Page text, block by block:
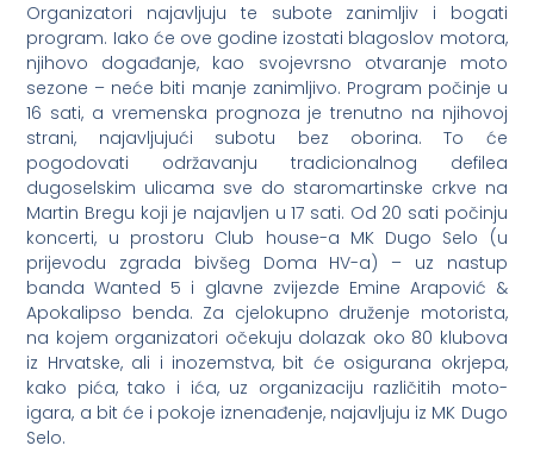
Organizatori najavljuju te subote zanimljiv i bogati
program. Iako će ove godine izostati blagoslov motora,
njihovo događanje, kao svojevrsno otvaranje moto
sezone – neće biti manje zanimljivo. Program počinje u
16 sati, a vremenska prognoza je trenutno na njihovoj
strani, najavljujući subotu bez oborina. To će
pogodovati održavanju tradicionalnog defilea
dugoselskim ulicama sve do staromartinske crkve na
Martin Bregu koji je najavljen u 17 sati. Od 20 sati počinju
koncerti, u prostoru Club house-a MK Dugo Selo (u
prijevodu zgrada bivšeg Doma HV-a) – uz nastup
banda Wanted 5 i glavne zvijezde Emine Arapović &
Apokalipso benda. Za cjelokupno druženje motorista,
na kojem organizatori očekuju dolazak oko 80 klubova
iz Hrvatske, ali i inozemstva, bit će osigurana okrjepa,
kako pića, tako i ića, uz organizaciju različitih moto-
igara, a bit će i pokoje iznenađenje, najavljuju iz MK Dugo
Selo.